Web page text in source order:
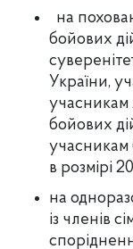
на
бойових
України,
учасникам
бойових
учасникам
в розмірі
на
із членів